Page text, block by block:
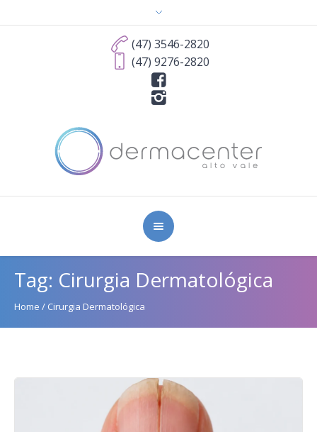
(47) 3546-2820
(47) 9276-2820
Tag: Cirurgia Dermatológica
Home / Cirurgia Dermatológica